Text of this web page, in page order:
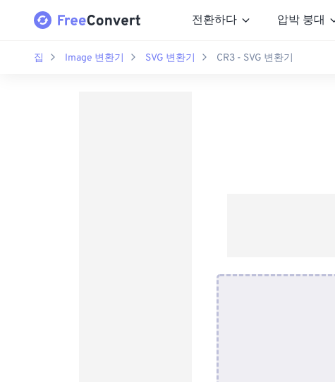
전환하다 압박 붕대
집 Image 변환기 SVG 변환기 CR3 - SVG 변환기